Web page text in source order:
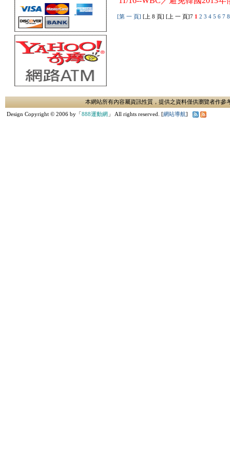
[第 一 頁] [上 8 頁] [上 一 頁]7 1 2 3 4 5 6 7
本網站所有內容屬資訊性質，提供之資料僅供瀏覽者作
Design Copyright © 2006 by「888運動網 」 All rights reserved. [網站導航]